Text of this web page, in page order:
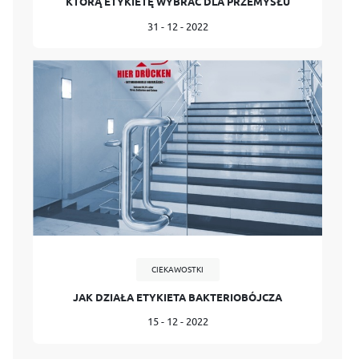
31 - 12 - 2022
CIEKAWOSTKI
JAK DZIAŁA ETYKIETA BAKTERIOBÓJCZA
15 - 12 - 2022